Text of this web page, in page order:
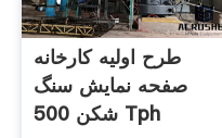
طرح اولیه کارخانه
صفحه نمایش سنگ
شکن 500 Tph